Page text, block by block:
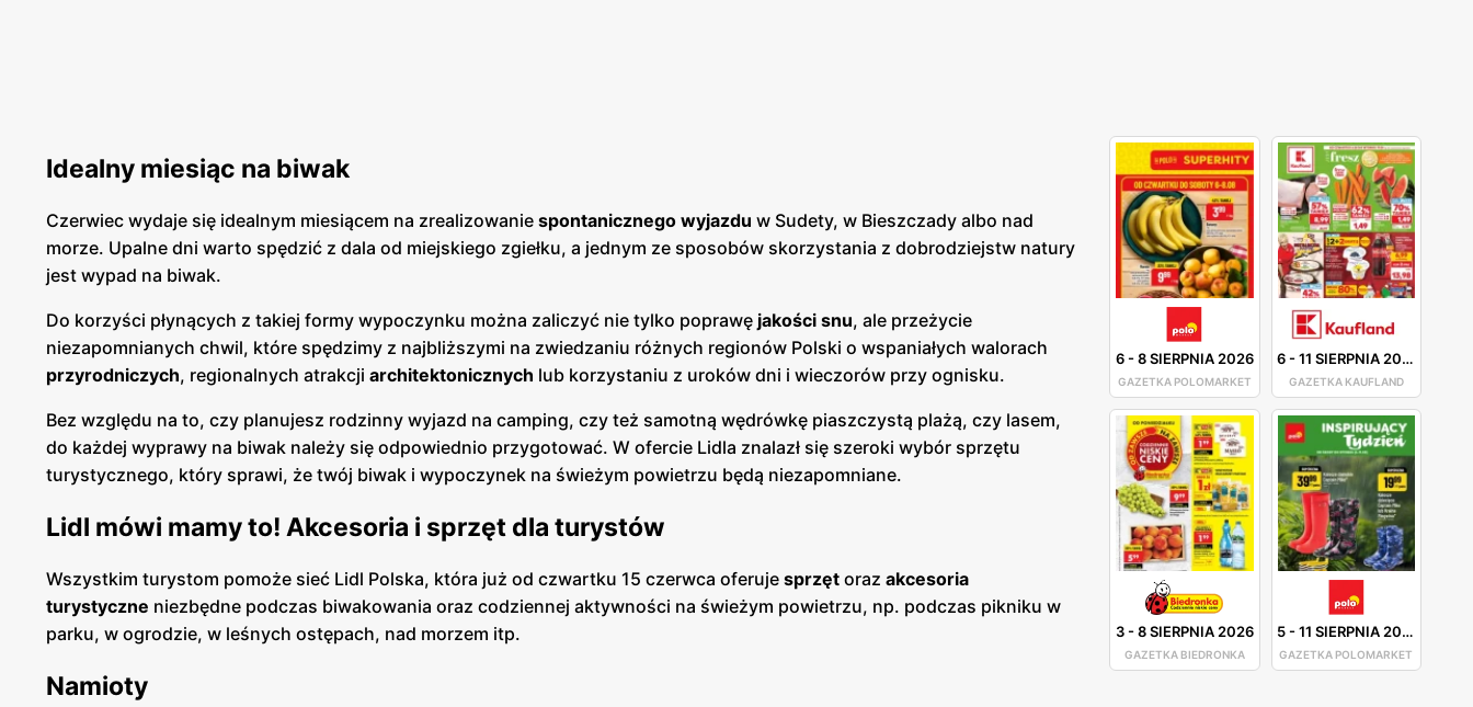
6-8 SIERPNIA 2026
GAZETKA POLOMARKET
6-11 SIERPNIA 2026
GAZETKA KAUFLAND
3-8 SIERPNIA 2026
GAZETKA BIEDRONKA
5-11 SIERPNIA 2026
GAZETKA POLOMARKET
Idealny miesiąc na biwak
Czerwiec wydaje się idealnym miesiącem na zrealizowanie spontanicznego wyjazdu w Sudety, w Bieszczady albo nad
morze. Upalne dni warto spędzić z dala od miejskiego zgiełku, a jednym ze sposobów skorzystania z dobrodziejstw natury
jest wypad na biwak.
Do korzyści płynących z takiej formy wypoczynku można zaliczyć nie tylko poprawę jakości snu, ale przeżycie
niezapomnianych chwil, które spędzimy z najbliższymi na zwiedzaniu różnych regionów Polski o wspaniałych walorach
przyrodniczych, regionalnych atrakcji architektonicznych lub korzystaniu z uroków dni i wieczorów przy ognisku.
Bez względu na to, czy planujesz rodzinny wyjazd na camping, czy też samotną wędrówkę piaszczystą plażą, czy lasem,
do każdej wyprawy na biwak należy się odpowiednio przygotować. W ofercie Lidla znalazł się szeroki wybór sprzętu
turystycznego, który sprawi, że twój biwak i wypoczynek na świeżym powietrzu będą niezapomniane.
Lidl mówi mamy to! Akcesoria i sprzęt dla turystów
Wszystkim turystom pomoże sieć Lidl Polska, która już od czwartku 15 czerwca oferuje sprzęt oraz akcesoria
turystyczne niezbędne podczas biwakowania oraz codziennej aktywności na świeżym powietrzu, np. podczas pikniku w
parku, w ogrodzie, w leśnych ostępach, nad morzem itp.
Namioty